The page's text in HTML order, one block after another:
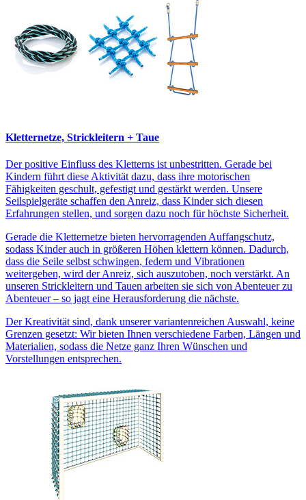
Kletternetze, Strickleitern + Taue
Der positive Einfluss des Kletterns ist unbestritten. Gerade bei
Kindern führt diese Aktivität dazu, dass ihre motorischen
Fähigkeiten geschult, gefestigt und gestärkt werden. Unsere
Seilspielgeräte schaffen den Anreiz, dass Kinder sich diesen
Erfahrungen stellen, und sorgen dazu noch für höchste Sicherheit.
Gerade die Kletternetze bieten hervorragenden Auffangschutz,
sodass Kinder auch in größeren Höhen klettern können. Dadurch,
dass die Seile selbst schwingen, federn und Vibrationen
weitergeben, wird der Anreiz, sich auszutoben, noch verstärkt. An
unseren Strickleitern und Tauen arbeiten sie sich von Abenteuer zu
Abenteuer – so jagt eine Herausforderung die nächste.
Der Kreativität sind, dank unserer variantenreichen Auswahl, keine
Grenzen gesetzt: Wir bieten Ihnen verschiedene Farben, Längen und
Materialien, sodass die Netze ganz Ihren Wünschen und
Vorstellungen entsprechen.